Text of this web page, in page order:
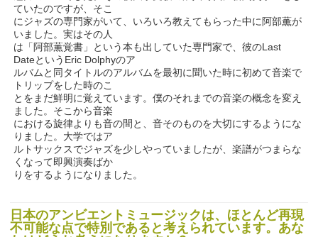
ていたのですが、そこ
にジャズの専門家がいて、いろいろ教えてもらった中に阿部薫が
いました。実はその人
は「阿部薫覚書」という本も出していた専門家で、彼のLast
DateというEric Dolphyのア
ルバムと同タイトルのアルバムを最初に聞いた時に初めて音楽で
トリップをした時のこ
とをまだ鮮明に覚えています。僕のそれまでの音楽の概念を変え
ました。そこから音楽
における旋律よりも音の間と、音そのものを大切にするようにな
りました。大学ではア
ルトサックスでジャズを少しやっていましたが、楽譜がつまらな
くなって即興演奏ばか
りをするようになりました。
日本のアンビエントミュージックは、ほとんど再現
不可能な点で特別であると考えられています。あな